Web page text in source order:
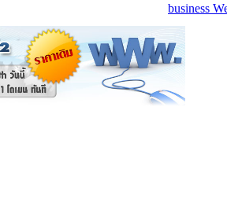
business